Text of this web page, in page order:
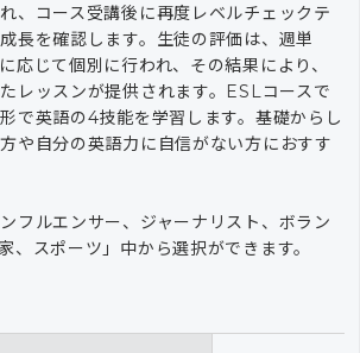
、コース受講後に再度レベルチェックテ
⻑を確認します。生徒の評価は、週単
応じて個別に行われ、その結果により、
レッスンが提供されます。ESLコースで
で英語の4技能を学習します。基礎からし
や自分の英語力に自信がない方におすす
フルエンサー、ジャーナリスト、ボラン
、スポーツ」中から選択ができます。